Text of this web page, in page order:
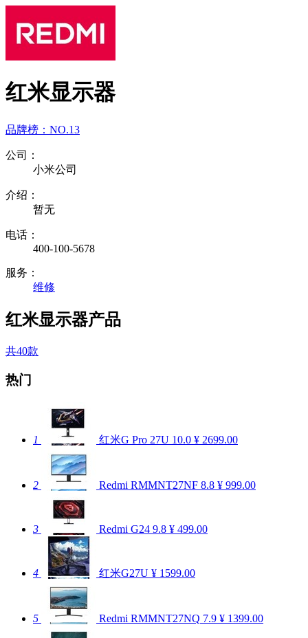
红米显示器
品牌榜： NO.13
公司：
小米公司
介绍：
暂无
电话：
400-100-5678
服务：
维修
红米显示器产品
共40款
热门
1 红米G Pro 27U 10.0 ¥ 2699.00
2 Redmi RMMNT27NF 8.8 ¥ 999.00
3 Redmi G24 9.8 ¥ 499.00
4 红米G27U ¥ 1599.00
5 Redmi RMMNT27NQ 7.9 ¥ 1399.00